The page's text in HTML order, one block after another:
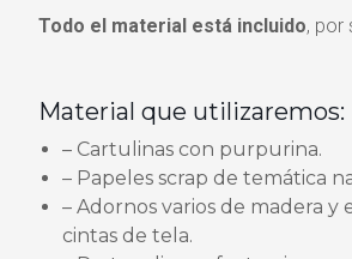
Todo el material está incluido, por
Material que utilizaremos:
– Cartulinas con purpurina.
– Papeles scrap de temática
– Adornos varios de madera y
cintas de tela.